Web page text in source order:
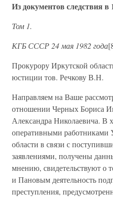
Из документов следствия в
Том 1.
КГБ СССР 24 мая 1982 года
Прокурору Иркутской
юстиции тов. Речкову В.Н.
Направляем на Ваше
отношении Черных Бориса
Александра Николаевича. В
оперативными
области в связи с
заявлениями, получены
мнению, свидетельствуют о
и Пановым деятельность
преступления,